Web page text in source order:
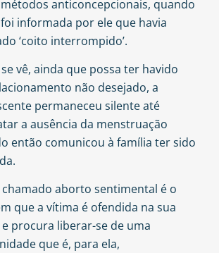
anticoncepcionais, quando
informada por ele que havia
‘coito interrompido’.
vê, ainda que possa ter havido
não desejado, a
permaneceu silente até
a ausência da menstruação
então comunicou à família ter sido
chamado aborto sentimental é o
que a vítima é ofendida na sua
procura liberar-se de uma
que é, para ela,